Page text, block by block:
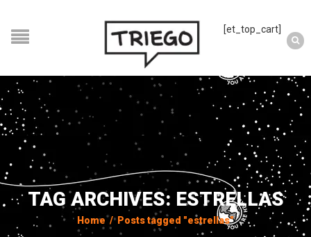
[et_top_cart]
TAG ARCHIVES: ESTRELLAS
Home / Posts tagged "estrellas"